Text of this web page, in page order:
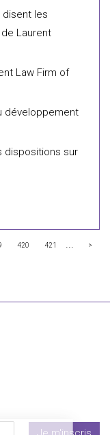
disent les
Laurent
Law Firm of
développement
dispositions sur
420 421 ... >